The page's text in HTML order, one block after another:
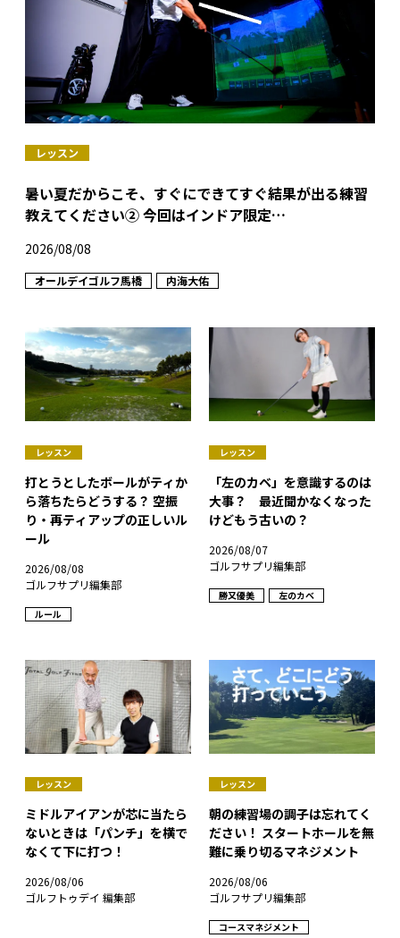
レッスン
暑い夏だからこそ、すぐにできてすぐ結果が出る練習
教えてください② 今回はインドア限定…
2026/08/08
オールデイゴルフ馬橋 内海大佑
レッスン
打とうとしたボールがティか
ら落ちたらどうする？ 空振
り・再ティアップの正しいル
ール
2026/08/08
ゴルフサプリ編集部
ルール
レッスン
「左のカベ」を意識するのは
大事？ 最近聞かなくなった
けどもう古いの？
2026/08/07
ゴルフサプリ編集部
勝又優美 左のカベ
レッスン
ミドルアイアンが芯に当たら
ないときは「パンチ」を横で
なくて下に打つ！
2026/08/06
ゴルフトゥデイ 編集部
レッスン
朝の練習場の調子は忘れてく
ださい！ スタートホールを無
難に乗り切るマネジメント
2026/08/06
ゴルフサプリ編集部
コースマネジメント